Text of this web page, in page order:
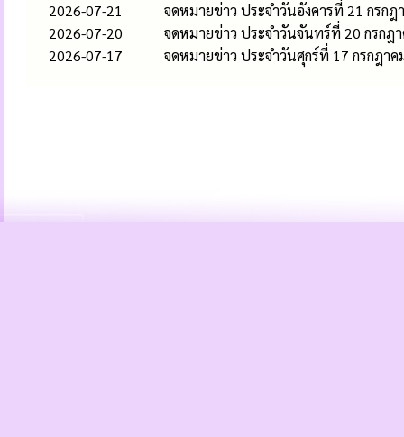
2026-07-21
จดหมายข่าว ประจำวันอังคารที่ 21 กรก
2026-07-20
จดหมายข่าว ประจำวันจันทร์ที่ 20 กรกฎ
2026-07-17
จดหมายข่าว ประจำวันศุกร์ที่ 17 กรกฎา